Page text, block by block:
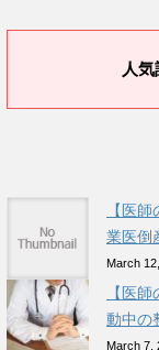
人
【医
業医倒
March
【医
動中の
March 7,